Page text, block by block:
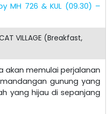
MH 726 & KUL (09.30) –
VILLAGE (Breakfast,
akan memulai perjalanan
gunung yang
yang hijau di sepanjang